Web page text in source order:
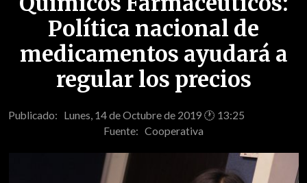
Política nacional de
medicamentos ayudará a
regular los precios
Publicado: Lunes, 14 de Octubre de 2019 🕐 13:25
Fuente: Cooperativa